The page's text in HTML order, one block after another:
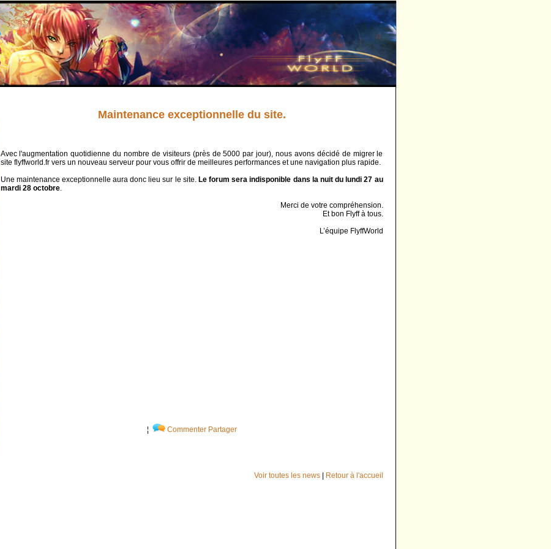
Maintenance exceptionnelle du site.
Avec l'augmentation quotidienne du nombre de visiteurs (près de 5000 par jour), nous avons décidé de migrer le
site flyffworld.fr vers un nouveau serveur pour vous offrir de meilleures performances et une navigation plus rapide.
Une maintenance exceptionnelle aura donc lieu sur le site. Le forum sera indisponible dans la nuit du lundi 27 au
mardi 28 octobre.
Merci de votre compréhension.
Et bon Flyff à tous.
L’équipe FlyffWorld
¦ Commenter Partager
Voir toutes les news| Retour à l'accueil